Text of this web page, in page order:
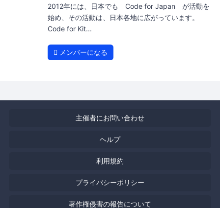
2012年には、日本でも Code for Japan が活動を
始め、その活動は、日本各地に広がっています。
Code for Kit...
メンバーになる
主催者にお問い合わせ
ヘルプ
利用規約
プライバシーポリシー
著作権侵害の報告について